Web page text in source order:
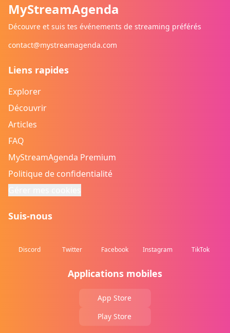
MyStreamAgenda
Découvre et suis tes événements de streaming préférés
contact@mystreamagenda.com
Liens rapides
Explorer
Découvrir
Articles
FAQ
MyStreamAgenda Premium
Politique de confidentialité
Suis-nous
Discord Twitter Facebook Instagram TikTok
Applications mobiles
App Store
Play Store